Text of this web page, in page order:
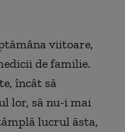
viitoare,
de familie.
încât să
lor, să nu-i mai
lucrul ăsta,